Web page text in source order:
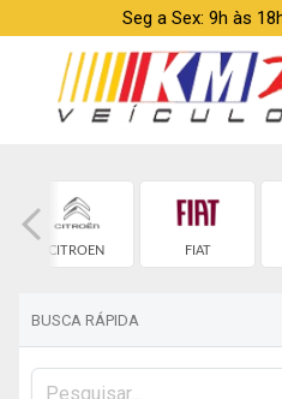
Seg a Sex: 9h às
CITROEN FIAT
BUSCA RÁPIDA